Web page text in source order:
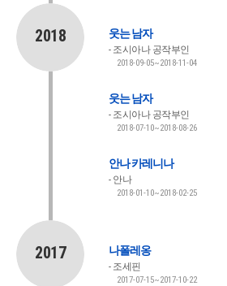
2018 웃는 남자
조시아나 공작부인
2018-09-05~2018-11-04
웃는 남자
조시아나 공작부인
2018-07-10~2018-08-26
안나 카레니나
안나
2018-01-10~2018-02-25
2017 나폴레옹
조세핀
2017-07-15~2017-10-22